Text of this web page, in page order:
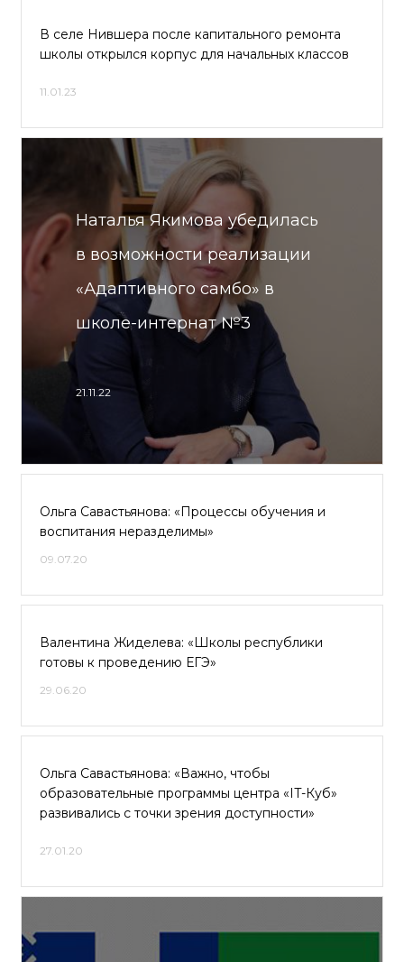
В селе Нившера после капитального ремонта
школы открылся корпус для начальных классов
11.01.23
Наталья Якимова убедилась
в возможности реализации
«Адаптивного самбо» в
школе-интернат №3
21.11.22
Ольга Савастьянова: «Процессы обучения и
воспитания неразделимы»
09.07.20
Валентина Жиделева: «Школы республики
готовы к проведению ЕГЭ»
29.06.20
Ольга Савастьянова: «Важно, чтобы
образовательные программы центра «IT-Куб»
развивались с точки зрения доступности»
27.01.20